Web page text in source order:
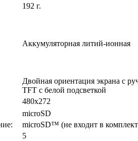
192 г.
Аккумуляторная литий-ионная
Двойная ориентация экрана с
TFT с белой подсветкой
480х272
microSD
microSD™ (не входит в
5